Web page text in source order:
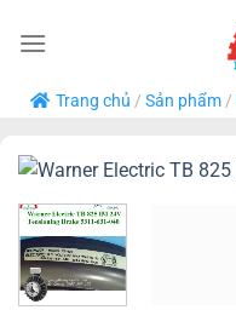
qua
dung
Trang chủ / Sản phẩm/